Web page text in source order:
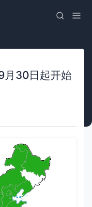
月30日起开始